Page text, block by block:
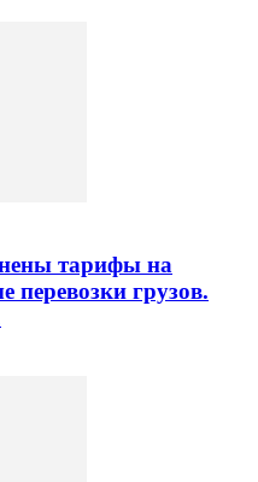
тарифы на
перевозки грузов.